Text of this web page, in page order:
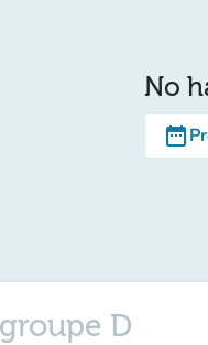
No
date_range
D